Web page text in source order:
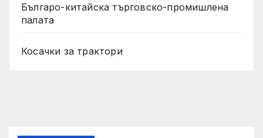
Българо-китайска търговско-промишлена
палата
Косачки за трактори